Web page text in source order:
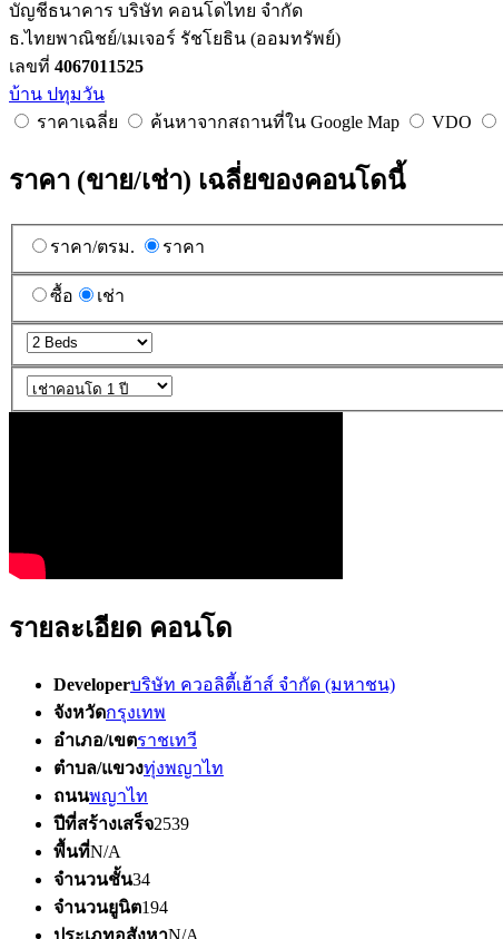
บัญชีธนาคาร บริษัท คอนโดไทย จำกัด
ธ.ไทยพาณิชย์/เมเจอร์ รัชโยธิน (ออมทรัพย์)
เลขที่ 4067011525
บ้าน ปทุมวัน
ราคาเฉลี่ย
ค้นหาจากสถานที่ใน Google Map VDO
ราคา (ขาย/เช่า) เฉลี่ยของคอนโดนี้
ราคา/ตรม. ราคา
ซื้อ เช่า
รายละเอียด คอนโด
Developerบริษัท ควอลิตี้เฮ้าส์ จำกัด (มหาชน)
จังหวัดกรุงเทพ
อำเภอ/เขตราชเทวี
ตำบล/แขวงทุ่งพญาไท
ถนนพญาไท
ปีที่สร้างเสร็จ2539
พื้นที่N/A
จำนวนชั้น34
จำนวนยูนิต194